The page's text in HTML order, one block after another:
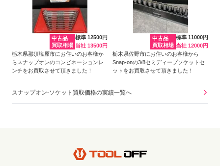
中古品
買取相場
標準 12500円
当社 13500円
栃木県那須塩原市にお住いのお客様か
らスナップオンのコンビネーションレ
ンチをお買取させて頂きました！
中古品
買取相場
標準 11000円
当社 12000円
栃木県佐野市にお住いのお客様から
Snap-onの3/8セミディープソケットセ
ットをお買取させて頂きました！
スナップオン-ソケット買取価格の実績一覧へ